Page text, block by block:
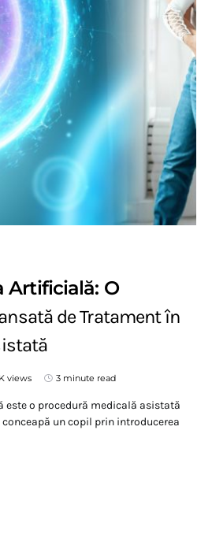
Artificială: O
de Tratament în
views 3 minute read
o procedură medicală asistată
un copil prin introducerea